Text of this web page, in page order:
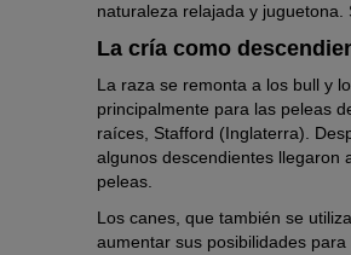
naturaleza relajada y
La cría como
La raza se remonta a los bull y
principalmente para las peleas
raíces, Stafford (Inglaterra).
algunos descendientes llegaron
peleas.
Los canes, que también se
aumentar sus posibilidades